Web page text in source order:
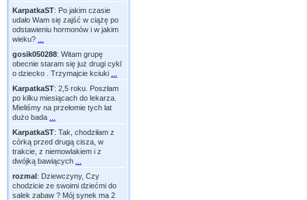
KarpatkaST: Po jakim czasie
udało Wam się zajść w ciążę po
odstawieniu hormonów i w jakim
wieku?
gosik050288: Witam grupę
obecnie staram się już drugi cykl
o dziecko . Trzymajcie kciuki
KarpatkaST: 2,5 roku. Poszłam
po kilku miesiącach do lekarza.
Mieliśmy na przełomie tych lat
dużo bada
KarpatkaST: Tak, chodziłam z
córką przed drugą cisza, w
trakcie, z niemowlakiem i z
dwójką bawiących
rozmal: Dziewczyny, Czy
chodzicie ze swoimi dziećmi do
salek zabaw ? Mój synek ma 2